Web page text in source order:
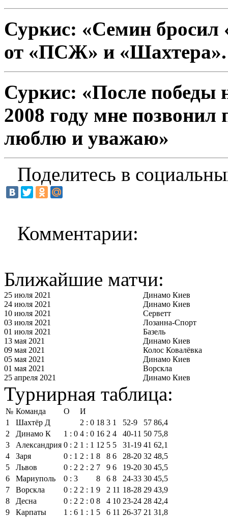
Суркис: «Семин бросил
от «ПСЖ» и «Шахтера».
Суркис: «После победы
2008 году мне
люблю и уважаю»
Поделитесь в
Комментарии:
Ближайшие матчи:
25 июля 2021
Динамо Киев
24 июля 2021
Динамо Киев
10 июля 2021
Серветт
03 июля 2021
Лозанна-Спорт
01 июля 2021
Базель
13 мая 2021
Динамо Киев
09 мая 2021
Колос Ковалёвка
05 мая 2021
Динамо Киев
01 мая 2021
Ворскла
25 апреля 2021
Динамо Киев
Турнирная таблица:
№ Команда О
И
1
Шахтёр Д 2 : 0 18 3 1 52‑9 57 86,4
2
Динамо К 1 : 0 4 : 0 16 2 4 40‑11 50 75,8
3
Александрия 0 : 2 1 : 1 12 5 5 31‑19 41 62,1
4
Заря 0 : 1 2 : 1 8 8 6 28‑20 32 48,5
5
Львов 0 : 2 2 : 2 7 9 6 19‑20 30 45,5
6
Мариуполь 0 : 3 8 6 8 24‑33 30 45,5
7
Ворскла 0 : 2 2 : 1 9 2 11 18‑28 29 43,9
8
Десна 0 : 2 2 : 0 8 4 10 23‑24 28 42,4
9
Карпаты 1 : 6 1 : 1 5 6 11 26‑37 21 31,8